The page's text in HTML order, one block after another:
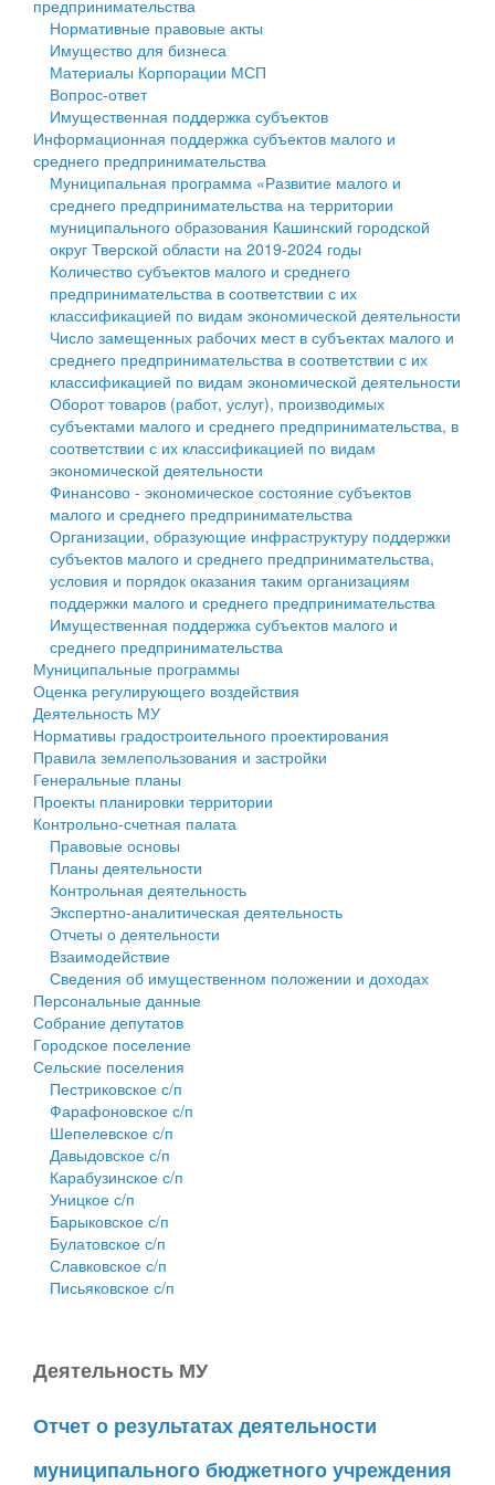
Государственные услуги
Промышленность и АПК
Экономика и бизнес
...
Символика
Устав
Гостям округа
Туризм
Культура
Образование
Здравоохранение
Социальная защита
Фотоальбом
муниципального округа Тверской области
Администрация Кашинского муниципального округа
Тверской области
Управление сельскими территориями
Открытые данные
Работа с обращениями граждан
Муниципальный контроль
Муниципальные услуги
Проекты административных регламентов
Антимонопольный комплаенс
Противодействие коррупции
Финансовое управление
Бюджет для граждан
Имущество
Выявление правообладателей ранее учтенных
объектов недвижимости
Имущественная поддержка субъектов малого и
среднего предпринимательства
Информационная поддержка субъектов малого и
среднего предпринимательства
Муниципальные программы
Контрольно-счетная палата
Персональные данные
Оценка регулирующего воздействия
Деятельность МУ
Нормативы градостроительного проектирования
Правила землепользования и застройки
Генеральные планы
Проекты планировки территории
Собрание депутатов
Городское поселение
Сельские поселения
предпринимательства
Нормативные правовые акты
Имущество для бизнеса
Материалы Корпорации МСП
Вопрос-ответ
Имущественная поддержка субъектов
Информационная поддержка субъектов малого и
среднего предпринимательства
Муниципальная программа «Развитие малого и
среднего предпринимательства на территории
муниципального образования Кашинский городской
округ Тверской области на 2019-2024 годы
Количество субъектов малого и среднего
предпринимательства в соответствии с их
классификацией по видам экономической деятельности
Число замещенных рабочих мест в субъектах малого и
среднего предпринимательства в соответствии с их
классификацией по видам экономической деятельности
Оборот товаров (работ, услуг), производимых
субъектами малого и среднего предпринимательства, в
соответствии с их классификацией по видам
экономической деятельности
Финансово - экономическое состояние субъектов
малого и среднего предпринимательства
Организации, образующие инфраструктуру поддержки
субъектов малого и среднего предпринимательства,
условия и порядок оказания таким организациям
поддержки малого и среднего предпринимательства
Имущественная поддержка субъектов малого и
среднего предпринимательства
Муниципальные программы
Оценка регулирующего воздействия
Деятельность МУ
Нормативы градостроительного проектирования
Правила землепользования и застройки
Генеральные планы
Проекты планировки территории
Контрольно-счетная палата
Правовые основы
Планы деятельности
Контрольная деятельность
Экспертно-аналитическая деятельность
Отчеты о деятельности
Взаимодействие
Сведения об имущественном положении и доходах
Персональные данные
Собрание депутатов
Городское поселение
Сельские поселения
Пестриковское с/п
Фарафоновское с/п
Шепелевское с/п
Давыдовское с/п
Карабузинское с/п
Уницкое с/п
Барыковское с/п
Булатовское с/п
Славковское с/п
Письяковское с/п
Деятельность МУ
Отчет о результатах деятельности
муниципального бюджетного учреждения